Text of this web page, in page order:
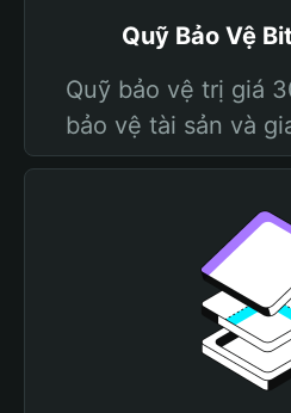
Quỹ Bảo Vệ
Quỹ bảo vệ trị giá
bảo vệ tài sản và